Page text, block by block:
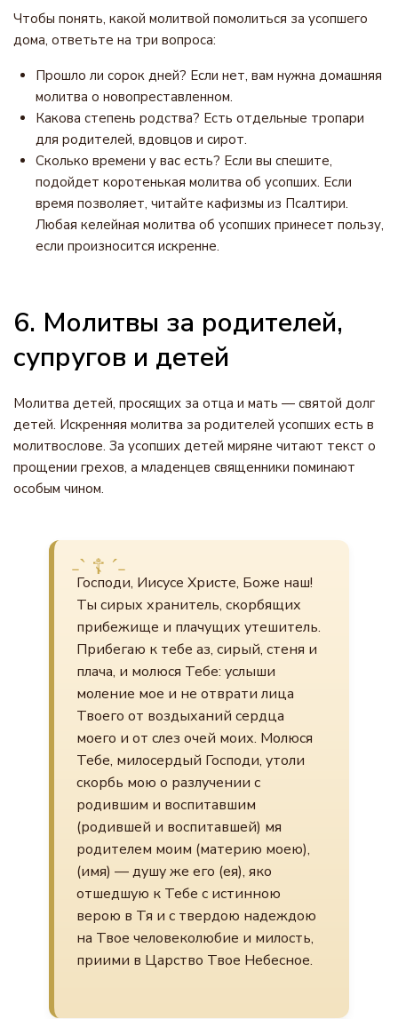
Чтобы понять, какой молитвой помолиться за усопшего
дома, ответьте на три вопроса:
Прошло ли сорок дней? Если нет, вам нужна домашняя
молитва о новопреставленном.
Какова степень родства? Есть отдельные тропари
для родителей, вдовцов и сирот.
Сколько времени у вас есть? Если вы спешите,
подойдет коротенькая молитва об усопших. Если
время позволяет, читайте кафизмы из Псалтири.
Любая келейная молитва об усопших принесет пользу,
если произносится искренне.
6. Молитвы за родителей,
супругов и детей
Молитва детей, просящих за отца и мать — святой долг
детей. Искренняя молитва за родителей усопших есть в
молитвослове. За усопших детей миряне читают текст о
прощении грехов, а младенцев священники поминают
особым чином.
Господи, Иисусе Христе, Боже наш!
Ты сирых хранитель, скорбящих
прибежище и плачущих утешитель.
Прибегаю к тебе аз, сирый, стеня и
плача, и молюся Тебе: услыши
моление мое и не отврати лица
Твоего от воздыханий сердца
моего и от слез очей моих. Молюся
Тебе, милосердый Господи, утоли
скорбь мою о разлучении с
родившим и воспитавшим
(родившей и воспитавшей) мя
родителем моим (материю моею),
(имя) — душу же его (ея), яко
отшедшую к Тебе с истинною
верою в Тя и с твердою надеждою
на Твое человеколюбие и милость,
приими в Царство Твое Небесное.